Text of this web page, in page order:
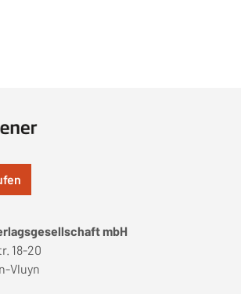
mbH
18-20
Vluyn